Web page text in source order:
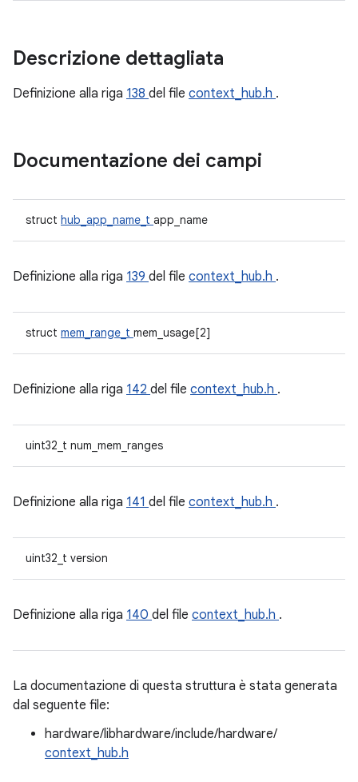
Descrizione dettagliata
Definizione alla riga 138 del file context_hub.h .
Documentazione dei campi
struct hub_app_name_t app_name
Definizione alla riga 139 del file context_hub.h .
struct mem_range_t mem_usage[2]
Definizione alla riga 142 del file context_hub.h .
uint32_t num_mem_ranges
Definizione alla riga 141 del file context_hub.h .
uint32_t version
Definizione alla riga 140 del file context_hub.h .
La documentazione di questa struttura è stata generata
dal seguente file:
hardware/libhardware/include/hardware/
context_hub.h